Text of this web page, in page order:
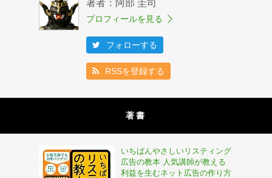
著者：阿部 圭司
プロフィールを見る
フォローする
RSSを登録する
著書
いちばんやさしいリスティング
広告の教本 人気講師が教える
利益を生むネット広告の作り方